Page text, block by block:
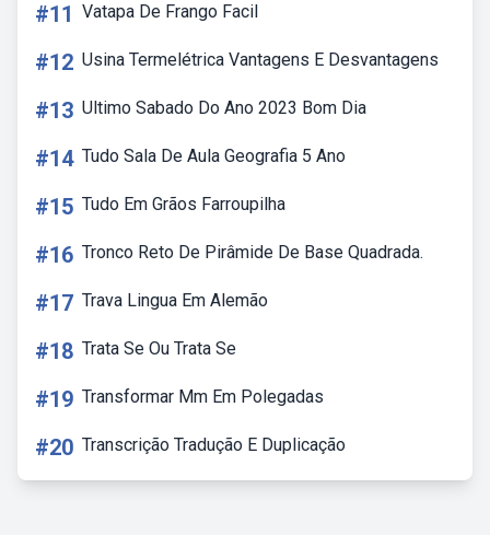
#11 Vatapa De Frango Facil
#12 Usina Termelétrica Vantagens E Desvantagens
#13 Ultimo Sabado Do Ano 2023 Bom Dia
#14 Tudo Sala De Aula Geografia 5 Ano
#15 Tudo Em Grãos Farroupilha
#16 Tronco Reto De Pirâmide De Base Quadrada.
#17 Trava Lingua Em Alemão
#18 Trata Se Ou Trata Se
#19 Transformar Mm Em Polegadas
#20 Transcrição Tradução E Duplicação